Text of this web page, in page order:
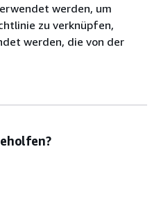
werden, um
zu verknüpfen,
werden, die von der